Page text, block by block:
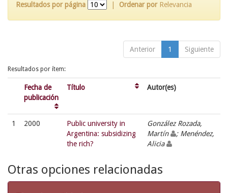
Resultados por página
Ordenar por Relevancia
Anterior 1 Siguiente
Resultados por ítem:
Fecha de
publicación
Título Autor(es)
1 2000
Public university in
Argentina: subsidizing
the rich?
González Rozada,
Martín
; Menéndez,
Alicia
Otras opciones relacionadas